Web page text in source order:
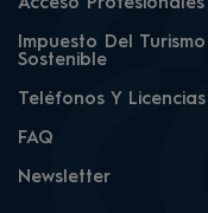
Acceso Profesionales
Impuesto Del Turismo
Sostenible
Teléfonos Y Licencias
FAQ
Newsletter